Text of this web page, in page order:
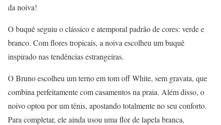
da noiva!
O buquê seguiu o clássico e atemporal padrão de cores: verde e
branco. Com flores tropicais, a noiva escolheu um buquê
inspirado nas tendências estrangeiras.
O Bruno escolheu um terno em tom off White, sem gravata, que
combina perfeitamente com casamentos na praia. Além disso, o
noivo optou por um tênis, apostando totalmente no seu conforto.
Para completar, ele ainda usou uma flor de lapela branca,